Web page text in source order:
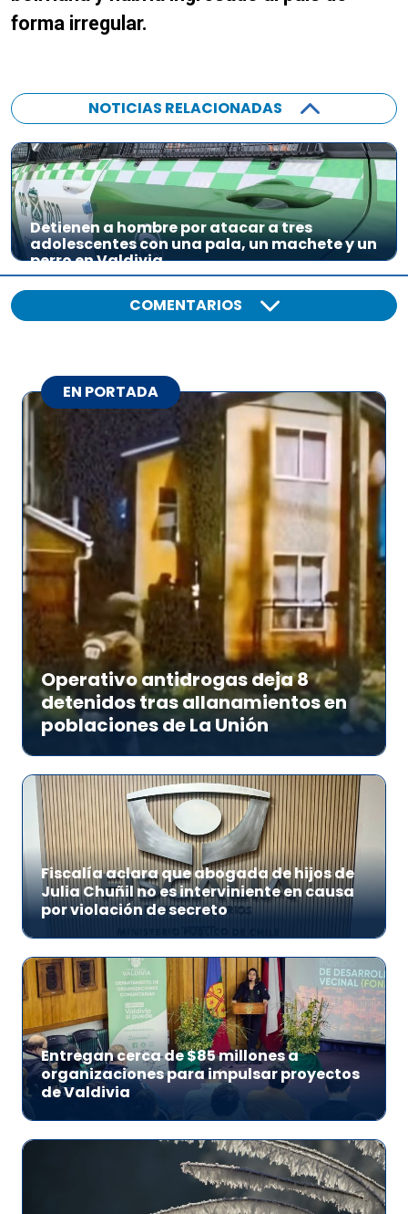
forma irregular.
NOTICIAS RELACIONADAS
Detienen a hombre por atacar a tres
adolescentes con una pala, un machete y un
perro en Valdivia
COMENTARIOS
EN PORTADA
Operativo antidrogas deja 8
detenidos tras allanamientos en
poblaciones de La Unión
Fiscalía aclara que abogada de hijos de
Julia Chuñil no es interviniente en causa
por violación de secreto
Entregan cerca de $85 millones a
organizaciones para impulsar proyectos
de Valdivia